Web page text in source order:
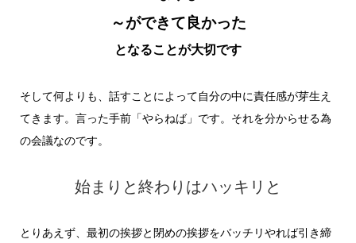
～ができて良かった
となることが大切です
そして何よりも、話すことによって自分の中に責任感が芽生え
てきます。言った手前「やらねば」です。それを分からせる為
の会議なのです。
始まりと終わりはハッキリと
とりあえず、最初の挨拶と閉めの挨拶をバッチリやれば引き締